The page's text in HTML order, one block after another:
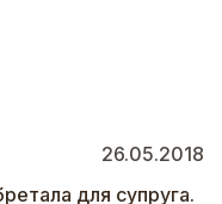
26.05.2018
для супруга.